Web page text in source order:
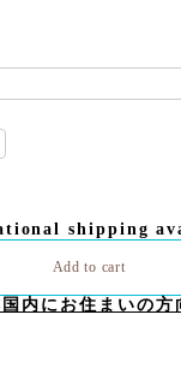
shipping
Add to cart
国内にお住まいの方